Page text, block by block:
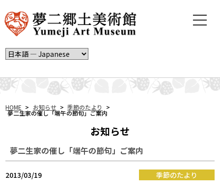
t
n
HOME > お知らせ > 季節のたより >
夢二生家の催し「端午の節句」ご案内
お知らせ
夢二生家の催し「端午の節句」ご案内
2013/03/19 季節のたより